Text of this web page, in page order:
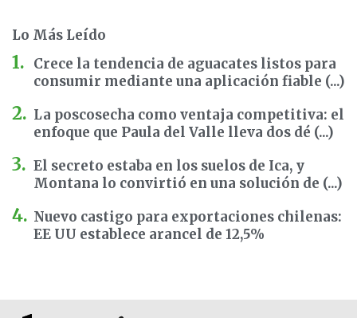
Lo Más Leído
Crece la tendencia de aguacates listos para
consumir mediante una aplicación fiable (...)
La poscosecha como ventaja competitiva: el
enfoque que Paula del Valle lleva dos dé (...)
El secreto estaba en los suelos de Ica, y
Montana lo convirtió en una solución de (...)
Nuevo castigo para exportaciones chilenas:
EE UU establece arancel de 12,5%